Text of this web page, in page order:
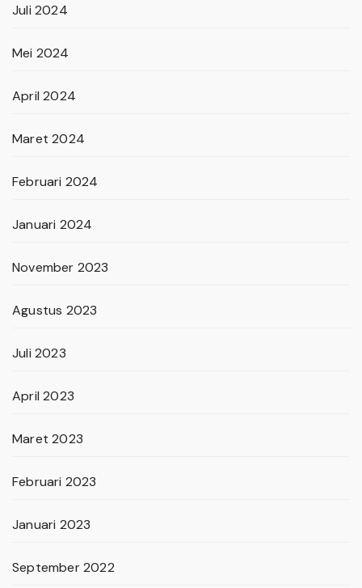
Juli 2024
Mei 2024
April 2024
Maret 2024
Februari 2024
Januari 2024
November 2023
Agustus 2023
Juli 2023
April 2023
Maret 2023
Februari 2023
Januari 2023
September 2022